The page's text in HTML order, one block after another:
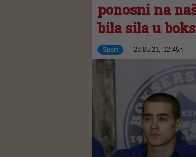
ponosni na
bila sila u
Sport 28.05.21, 12:45h